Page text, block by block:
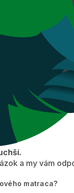
a my vám
matraca?